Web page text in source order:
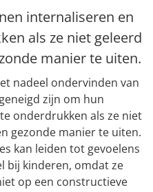
internaliseren en
als ze niet geleerd
manier te uiten.
nadeel ondervinden van
zijn om hun
onderdrukken als ze niet
gezonde manier te uiten.
kan leiden tot gevoelens
bij kinderen, omdat ze
op een constructieve